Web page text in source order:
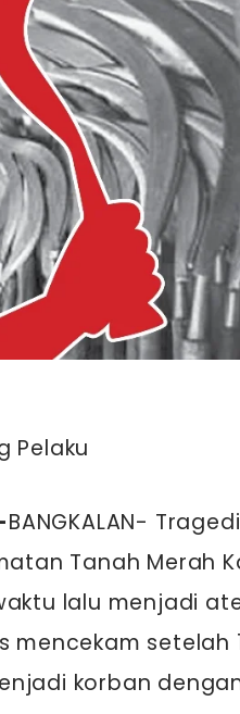
Pelaku
BANGKALAN-
Tanah Merah
lalu menjadi
mencekam setelah
korban